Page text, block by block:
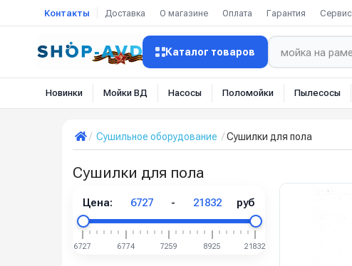
Контакты Доставка О магазине Оплата Гарантия Сервис
Каталог товаров
Новинки Мойки ВД Насосы Поломойки Пылесосы
Сушильное оборудование Сушилки для пола
Сушилки для пола
Цена: 6727 - 21832 руб
6727 6774 7259 8925 21832